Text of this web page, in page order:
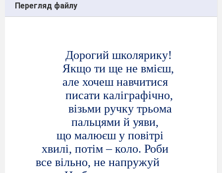
Перегляд файлу
Дорогий школярику!
Якщо ти ще не вмієш,
але хочеш навчитися
писати каліграфічно,
візьми ручку трьома
пальцями й уяви,
що малюєш у повітрі
хвилі, потім – коло. Роби
все вільно, не напружуй